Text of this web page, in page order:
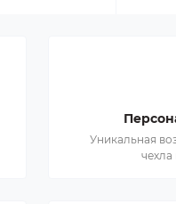
Уникальная